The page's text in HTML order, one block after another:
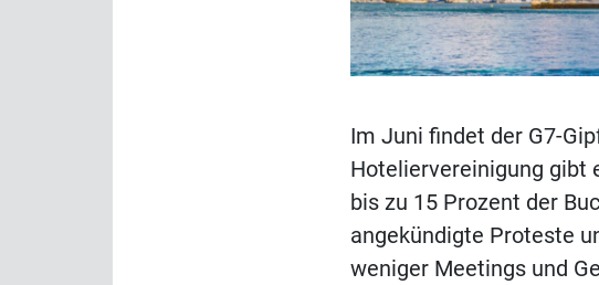
Im Juni findet der G7-
Hoteliervereinigung gibt
bis zu 15 Prozent der
angekündigte Proteste
weniger Meetings und